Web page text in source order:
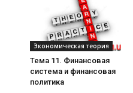
Экономическая теория
Тема 11. Финансовая
система и финансовая
политика